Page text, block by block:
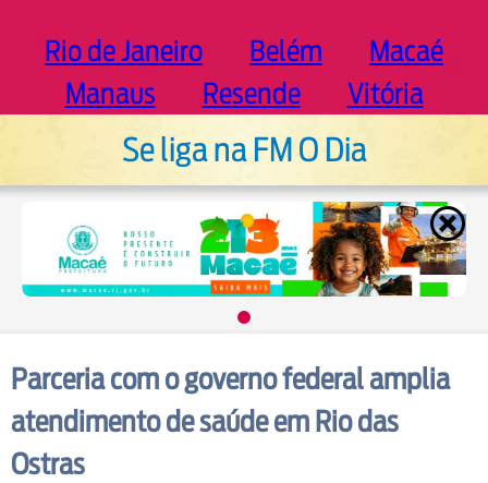
Rio de Janeiro Belém
Macaé
Manaus
Resende Vitória
Se liga na FM O Dia
Parceria com o governo federal amplia
atendimento de saúde em Rio das
Ostras